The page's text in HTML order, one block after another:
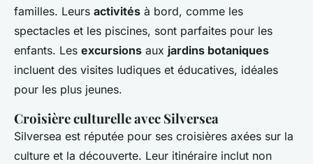
familles. Leurs activités à bord, comme les
spectacles et les piscines, sont parfaites pour les
enfants. Les excursions aux jardins botaniques
incluent des visites ludiques et éducatives, idéales
pour les plus jeunes.
Croisière culturelle avec Silversea
Silversea est réputée pour ses croisières axées sur la
culture et la découverte. Leur itinéraire inclut non